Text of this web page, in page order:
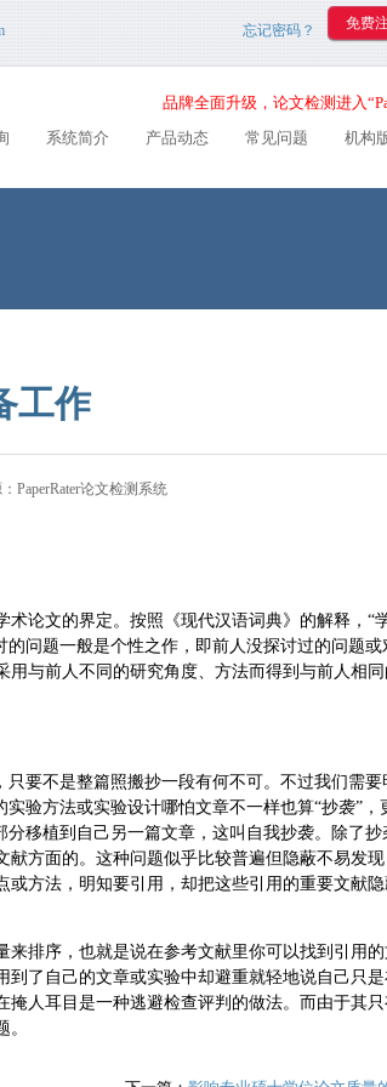
忘记密码？
品牌全面升级，论文检测进入
系统简介 产品动态 常见问题 机构
工作
：PaperRater论文检测系统
论文的界定。按照《现代汉语词典》的解释，“
问题一般是个性之作，即前人没探讨过的问题
与前人不同的研究角度、方法而得到与前人相
要不是整篇照搬抄一段有何不可。不过我们需
验方法或实验设计哪怕文章不一样也算“抄袭”，
移植到自己另一篇文章，这叫自我抄袭。除了
方面的。这种问题似乎比较普遍但隐蔽不易发
方法，明知要引用，却把这些引用的重要文献
来排序，也就是说在参考文献里你可以找到引用
了自己的文章或实验中却避重就轻地说自己只
人耳目是一种逃避检查评判的做法。而由于其